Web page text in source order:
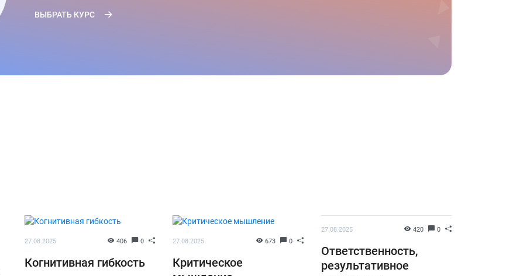
ВЫБРАТЬ КУРС
27.08.2025 406 0
Когнитивная гибкость
27.08.2025 673 0
Критическое
27.08.2025 420 0
Ответственность,
результативное